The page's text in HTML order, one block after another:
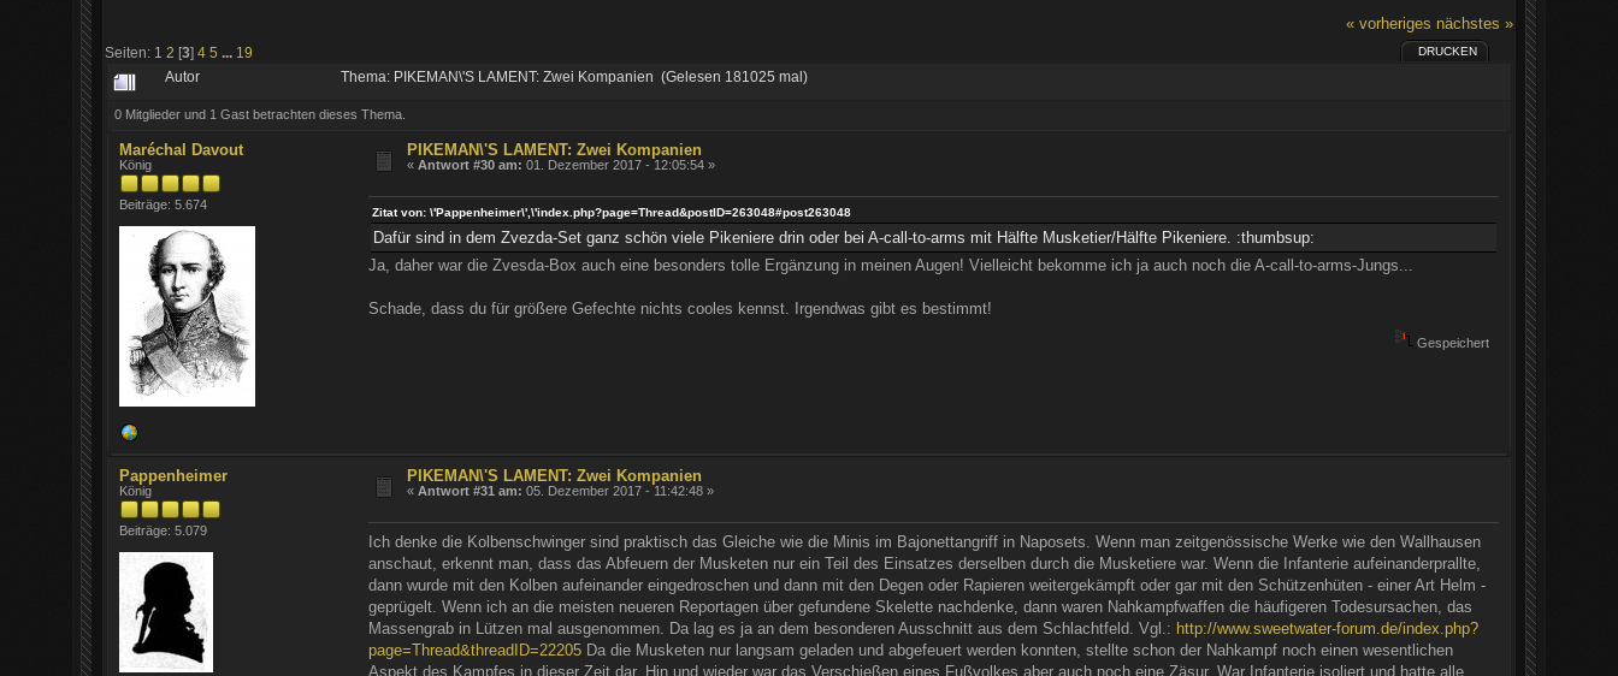
« vorheriges nächstes »
Seiten: 1 2 [3]4 5 ... 19 DRUCKEN
Autor Thema: PIKEMAN\'S LAMENT: Zwei Kompanien (Gelesen 181025 mal)
0 Mitglieder und 1 Gast betrachten dieses Thema.
Maréchal Davout
König
Beiträge: 5.674
PIKEMAN\'S LAMENT: Zwei Kompanien
«Antwort #30 am: 01. Dezember 2017 - 12:05:54 »
Zitat von: \'Pappenheimer\',\'index.php?page=Thread&postID=263048#post263048
Dafür sind in dem Zvezda-Set ganz schön viele Pikeniere drin oder bei A-call-to-arms mit Hälfte Musketier/Hälfte Pikeniere. :thumbsup:
Ja, daher war die Zvesda-Box auch eine besonders tolle Ergänzung in meinen Augen! Vielleicht bekomme ich ja auch noch die A-call-to-arms-Jungs...
Schade, dass du für größere Gefechte nichts cooles kennst. Irgendwas gibt es bestimmt!
Gespeichert
Pappenheimer
König
Beiträge: 5.079
PIKEMAN\'S LAMENT: Zwei Kompanien
«Antwort #31 am: 05. Dezember 2017 - 11:42:48 »
Ich denke die Kolbenschwinger sind praktisch das Gleiche wie die Minis im Bajonettangriff in Naposets. Wenn man zeitgenössische Werke wie den Wallhausen
anschaut, erkennt man, dass das Abfeuern der Musketen nur ein Teil des Einsatzes derselben durch die Musketiere war. Wenn die Infanterie aufeinanderprallte,
dann wurde mit den Kolben aufeinander eingedroschen und dann mit den Degen oder Rapieren weitergekämpft oder gar mit den Schützenhüten - einer Art Helm -
geprügelt. Wenn ich an die meisten neueren Reportagen über gefundene Skelette nachdenke, dann waren Nahkampfwaffen die häufigeren Todesursachen, das
Massengrab in Lützen mal ausgenommen. Da lag es ja an dem besonderen Ausschnitt aus dem Schlachtfeld. Vgl.: http://www.sweetwater-forum.de/index.php?
page=Thread&threadID=22205Da die Musketen nur langsam geladen und abgefeuert werden konnten, stellte schon der Nahkampf noch einen wesentlichen
Aspekt des Kampfes in dieser Zeit dar. Hin und wieder war das Verschießen eines Fußvolkes aber auch noch eine Zäsur. War Infanterie isoliert und hatte alle